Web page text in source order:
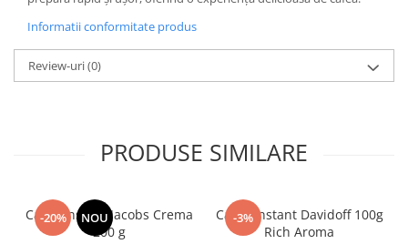
Informatii conformitate produs
Review-uri(0)
PRODUSE SIMILARE
-20% NOU
Cafea instant Jacobs Crema
200 g
-3%
Cafea instant Davidoff 100g
Rich Aroma